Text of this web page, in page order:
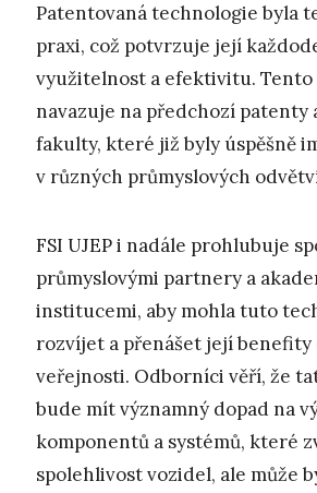
Patentovaná technologie byla
praxi, což potvrzuje její
využitelnost a efektivitu. Tento
navazuje na předchozí patenty
fakulty, které již byly úspěšně
v různých průmyslových
FSI UJEP i nadále prohlubuje
průmyslovými partnery a
institucemi, aby mohla tuto
rozvíjet a přenášet její benefity
veřejnosti. Odborníci věří, že
bude mít významný dopad na
komponentů a systémů, které
spolehlivost vozidel, ale může